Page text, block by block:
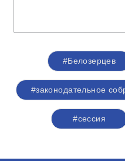
#Белозерцев
#законодательное
#сессия